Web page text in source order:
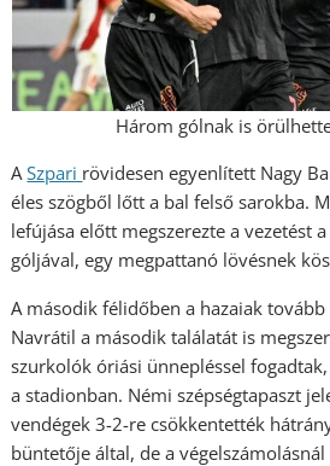
Három gólnak is
ASzpari rövidesen egyenlített Nagy
éles szögből lőtt a bal felső sarokba.
lefújása előtt megszerezte a vezetést
góljával, egy megpattanó lövésnek
A második félidőben a hazaiak
Navrátil a második találatát is
szurkolók óriási ünnepléssel
a stadionban. Némi szépségtapaszt
vendégek 3-2-re csökkentették
büntetője által, de a